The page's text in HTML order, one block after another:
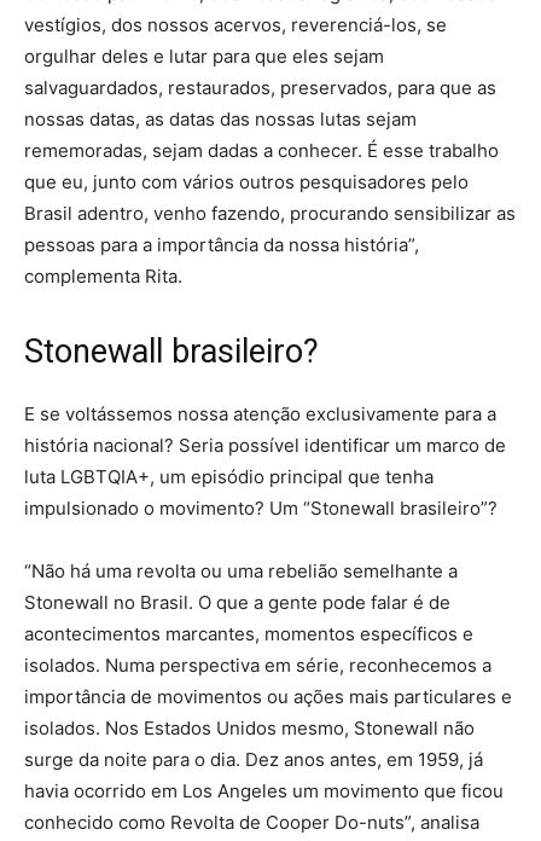
vestígios, dos nossos acervos, reverenciá-los, se
orgulhar deles e lutar para que eles sejam
salvaguardados, restaurados, preservados, para que as
nossas datas, as datas das nossas lutas sejam
rememoradas, sejam dadas a conhecer. É esse trabalho
que eu, junto com vários outros pesquisadores pelo
Brasil adentro, venho fazendo, procurando sensibilizar as
pessoas para a importância da nossa história”,
complementa Rita.
Stonewall brasileiro?
E se voltássemos nossa atenção exclusivamente para a
história nacional? Seria possível identificar um marco de
luta LGBTQIA+, um episódio principal que tenha
impulsionado o movimento? Um “Stonewall brasileiro”?
“Não há uma revolta ou uma rebelião semelhante a
Stonewall no Brasil. O que a gente pode falar é de
acontecimentos marcantes, momentos específicos e
isolados. Numa perspectiva em série, reconhecemos a
importância de movimentos ou ações mais particulares e
isolados. Nos Estados Unidos mesmo, Stonewall não
surge da noite para o dia. Dez anos antes, em 1959, já
havia ocorrido em Los Angeles um movimento que ficou
conhecido como Revolta de Cooper Do-nuts”, analisa